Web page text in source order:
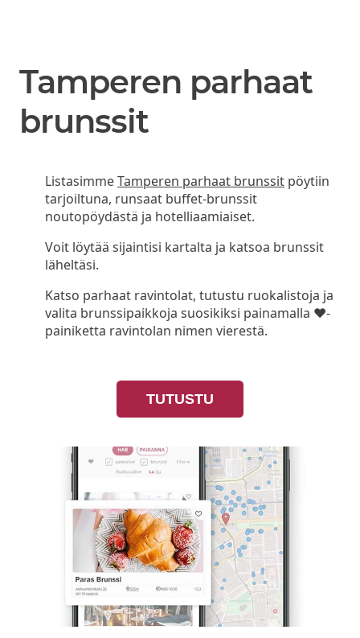
Tamperen parhaat
brunssit
ListasimmeTamperen parhaat brunssit pöytiin
tarjoiltuna, runsaat buffet-brunssit
noutopöydästä ja hotelliaamiaiset.
Voit löytää sijaintisi kartalta ja katsoa brunssit
läheltäsi.
Katso parhaat ravintolat, tutustu ruokalistoja ja
valita brunssipaikkoja suosikiksi painamalla ❤-
painiketta ravintolan nimen vierestä.
TUTUSTU